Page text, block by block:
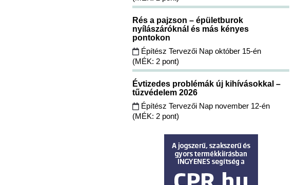
Rés a pajzson – épületburok
nyílászáróknál és más kényes
pontokon
Építész Tervezői Nap október 15-én
(MÉK: 2 pont)
Évtizedes problémák új kihívásokkal –
tűzvédelem 2026
Építész Tervezői Nap november 12-én
(MÉK: 2 pont)